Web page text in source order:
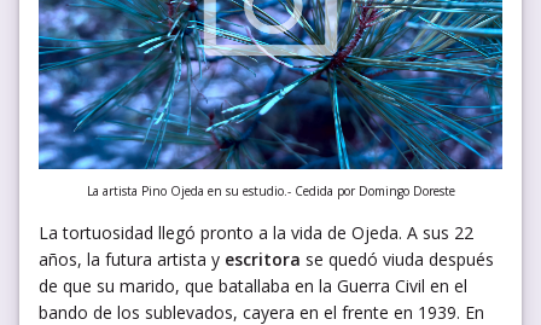
La artista Pino Ojeda en su estudio.- Cedida por Domingo Doreste
La tortuosidad llegó pronto a la vida de Ojeda. A sus 22
años, la futura artista y escritora se quedó viuda después
de que su marido, que batallaba en la Guerra Civil en el
bando de los sublevados, cayera en el frente en 1939. En